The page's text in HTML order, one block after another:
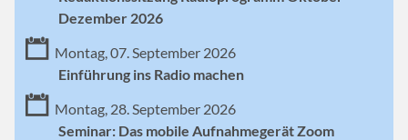
Dezember 2026
Montag, 07. September 2026
Einführung ins Radio machen
Montag, 28. September 2026
Seminar: Das mobile Aufnahmegerät Zoom